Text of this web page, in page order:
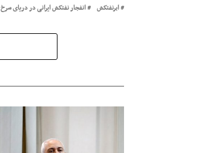
ابرنفتکش انفجار نفتکش ایرانی در دریای سرخ